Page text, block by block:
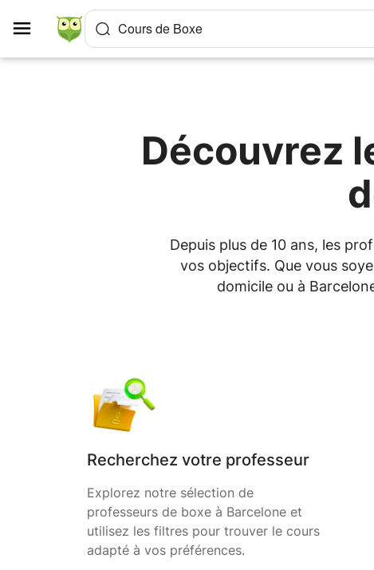
Cours de Boxe
Découvrez
Depuis plus de 10 ans, les
vos objectifs. Que vous
domicile ou à
Recherchez votre professeur
Explorez notre sélection de
professeurs de boxe à Barcelone et
utilisez les filtres pour trouver le cours
adapté à vos préférences.